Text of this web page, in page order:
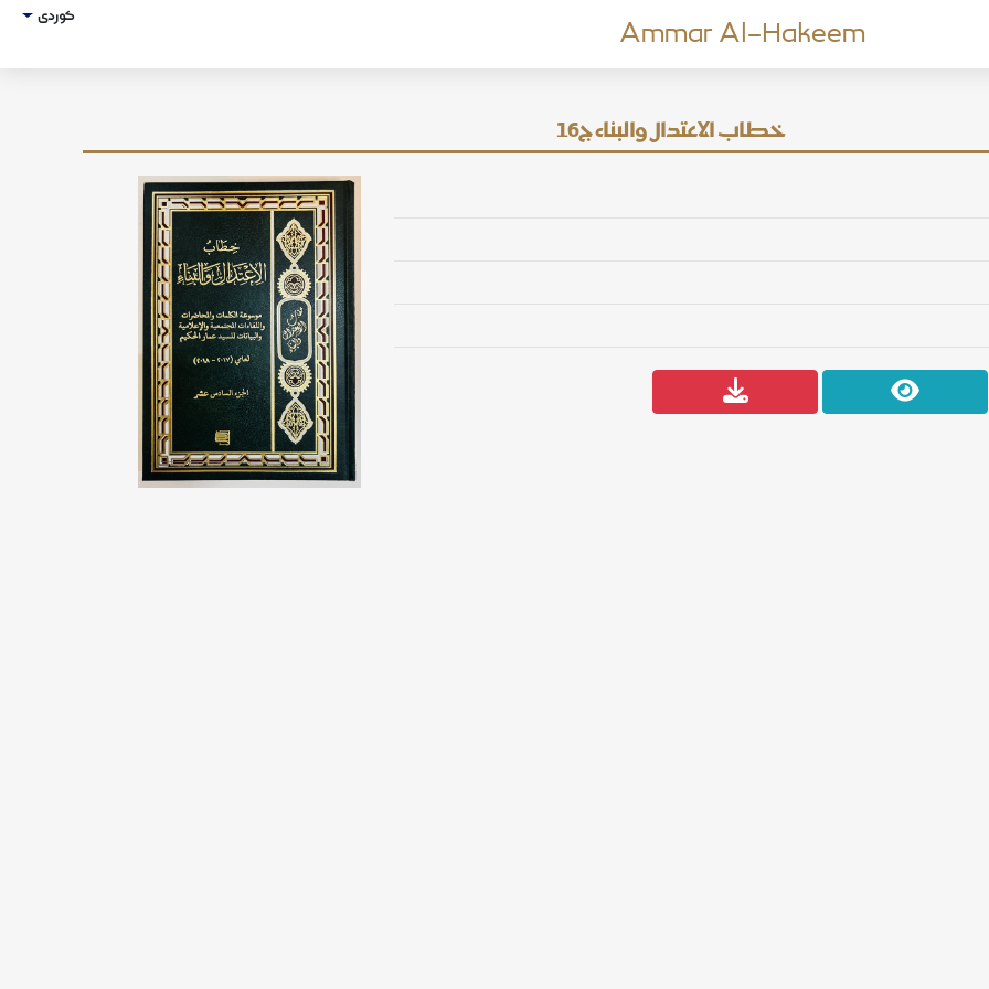
کوردی Ammar Al-Hakeem
خطاب الاعتدال والبناء ج16